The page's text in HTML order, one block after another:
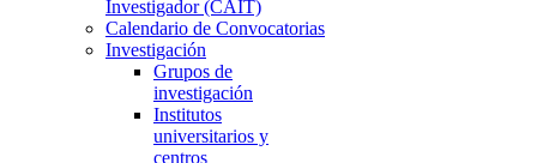
Investigador (CAIT)
Calendario de Convocatorias
Investigación
Grupos de
investigación
Institutos
universitarios y
centros